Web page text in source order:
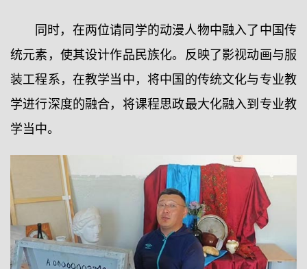
同时，在两位请同学的动漫人物中融入了中国传
统元素，使其设计作品民族化。反映了影视动画与服
装工程系，在教学当中，将中国的传统文化与专业教
学进行深度的融合，将课程思政最大化融入到专业教
学当中。